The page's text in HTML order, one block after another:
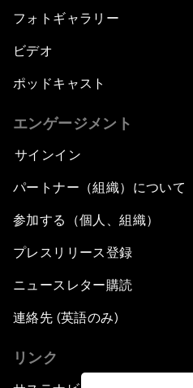
フォトギャラリー
ビデオ
ポッドキャスト
エンゲージメント
サインイン
パートナー（組織）について
参加する（個人、組織）
プレスリリース登録
ニュースレター購読
連絡先 (英語のみ)
リンク